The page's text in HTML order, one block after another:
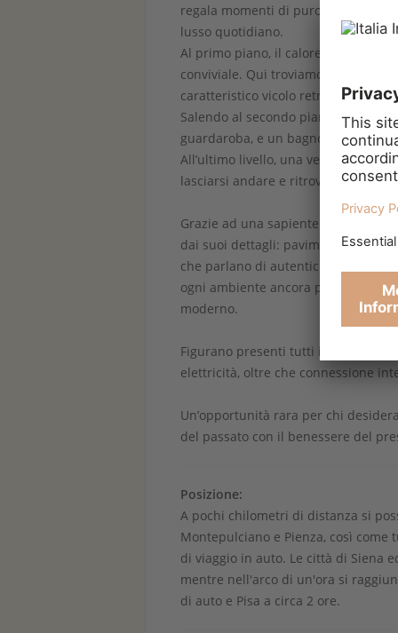
regala momenti di puro relax:
lusso quotidiano.
Al primo piano, il calore del camino
conviviale. Qui troviamo anche un
caratteristico vicolo retrostante,
Salendo al secondo piano, ci
guardaroba, e un bagno moderno
All’ultimo livello, una vera e
lasciarsi andare e ritrovare sé stessi.
Grazie ad una sapiente
dai suoi dettagli: pavimenti in
che parlano di autenticità e storia.
ogni ambiente ancora più
moderno.
Figurano presenti tutti i servizi
elettricità, oltre che connessione
Un’opportunità rara per chi
del passato con il benessere del
Posizione:
A pochi chilometri di distanza si
Montepulciano e Pienza, così come
di viaggio in auto. Le città di Siena
mentre nell'arco di un'ora si
di auto e Pisa a circa 2 ore.